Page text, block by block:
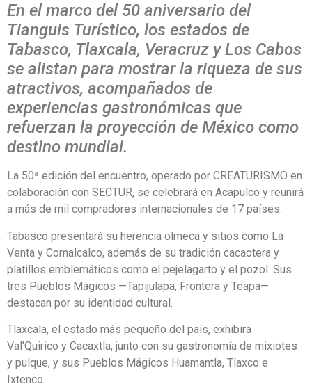
En el marco del 50 aniversario del
Tianguis Turístico, los estados de
Tabasco, Tlaxcala, Veracruz y Los Cabos
se alistan para mostrar la riqueza de sus
atractivos, acompañados de
experiencias gastronómicas que
refuerzan la proyección de México como
destino mundial.
La 50ª edición del encuentro, operado por CREATURISMO en
colaboración con SECTUR, se celebrará en Acapulco y reunirá
a más de mil compradores internacionales de 17 países.
Tabasco presentará su herencia olmeca y sitios como La
Venta y Comalcalco, además de su tradición cacaotera y
platillos emblemáticos como el pejelagarto y el pozol. Sus
tres Pueblos Mágicos —Tapijulapa, Frontera y Teapa—
destacan por su identidad cultural.
Tlaxcala, el estado más pequeño del país, exhibirá
Val’Quirico y Cacaxtla, junto con su gastronomía de mixiotes
y pulque, y sus Pueblos Mágicos Huamantla, Tlaxco e
Ixtenco.